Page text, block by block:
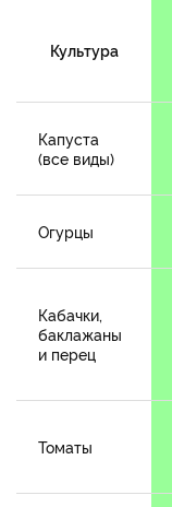
Культура
Капуста
(все виды)
Огурцы
Кабачки,
баклажаны
и перец
Томаты